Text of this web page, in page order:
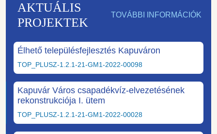
AKTUÁLIS
PROJEKTEK
TOVÁBBI INFORMÁCIÓK
Élhető településfejlesztés Kapuváron
TOP_PLUSZ-1.2.1-21-GM1-2022-00098
Kapuvár Város csapadékvíz-elvezetésének
rekonstrukciója I. ütem
TOP_PLUSZ-1.2.1-21-GM1-2022-00028